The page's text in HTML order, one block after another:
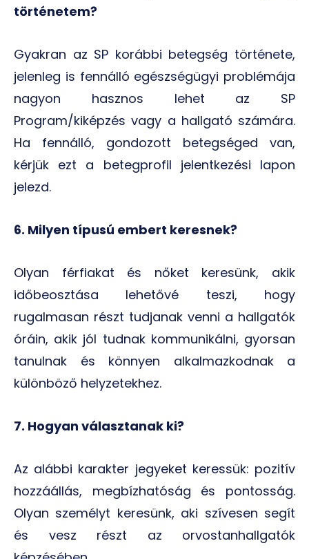
történetem?
Gyakran az SP korábbi betegség története,
jelenleg is fennálló egészségügyi problémája
nagyon hasznos lehet az SP
Program/kiképzés vagy a hallgató számára.
Ha fennálló, gondozott betegséged van,
kérjük ezt a betegprofil jelentkezési lapon
jelezd.
6. Milyen típusú embert keresnek?
Olyan férfiakat és nőket keresünk, akik
időbeosztása lehetővé teszi, hogy
rugalmasan részt tudjanak venni a hallgatók
óráin, akik jól tudnak kommunikálni, gyorsan
tanulnak és könnyen alkalmazkodnak a
különböző helyzetekhez.
7. Hogyan választanak ki?
Az alábbi karakter jegyeket keressük: pozitív
hozzáállás, megbízhatóság és pontosság.
Olyan személyt keresünk, aki szívesen segít
és vesz részt az orvostanhallgatók